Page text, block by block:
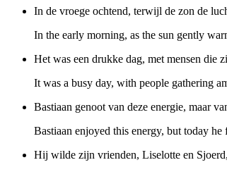
In de vroege ochtend, terwijl de zon de
In the early morning, as the sun gently
Het was een drukke dag, met mensen die
It was a busy day, with people gathering
Bastiaan genoot van deze energie, maar
Bastiaan enjoyed this energy, but today he
Hij wilde zijn vrienden, Liselotte en